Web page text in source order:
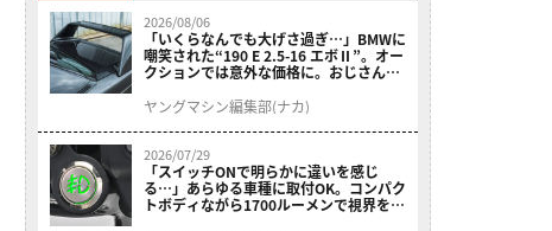
2026/08/06
「いくらなんでも大げさ過ぎ…」BMWに
嘲笑された“190 E 2.5-16 エボⅡ”。オー
クションでは意外な価格に。おじさん達
ヤングマシン編集部(ナカ)
2026/07/29
「スイッチONで明らかに違いを感じ
る…」あらゆる車種に取付OK。コンパク
トボディながら1700ルーメンで視界を確